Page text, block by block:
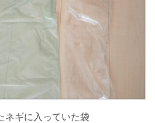
ネギに入っていた袋